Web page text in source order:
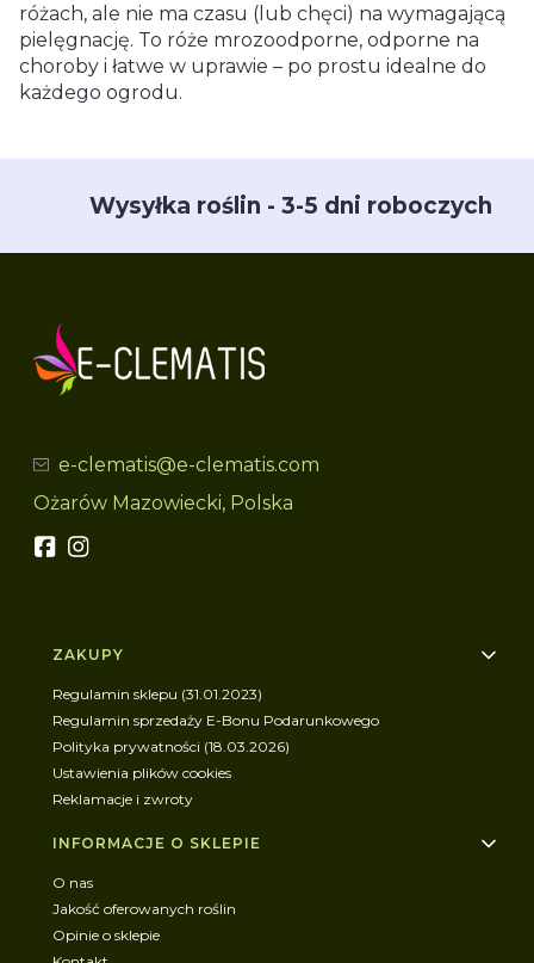
różach, ale nie ma czasu (lub chęci) na wymagającą
pielęgnację. To róże mrozoodporne, odporne na
choroby i łatwe w uprawie – po prostu idealne do
każdego ogrodu.
Wysyłka roślin - 3-5 dni roboczych
e-clematis@e-clematis.com
Ożarów Mazowiecki, Polska
Linki w stopce
ZAKUPY
Regulamin sklepu (31.01.2023)
Regulamin sprzedaży E-Bonu Podarunkowego
Polityka prywatności (18.03.2026)
Ustawienia plików cookies
Reklamacje i zwroty
INFORMACJE O SKLEPIE
O nas
Jakość oferowanych roślin
Opinie o sklepie